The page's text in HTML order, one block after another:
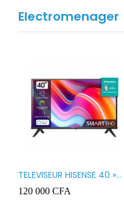
Electromenager
TELEVISEUR HISENSE 40 »
LED SMART VIDAA 40A4K
120 000 CFA